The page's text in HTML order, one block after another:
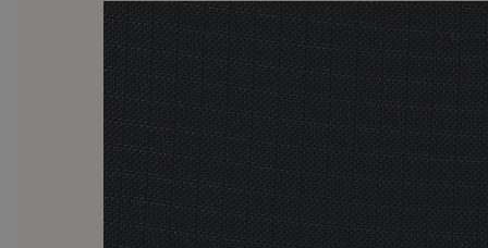
erzielende Nutzen hält
ungünstigen
Investition wird sich
Bitte beachten Sie, dass sich
jedoch weder die